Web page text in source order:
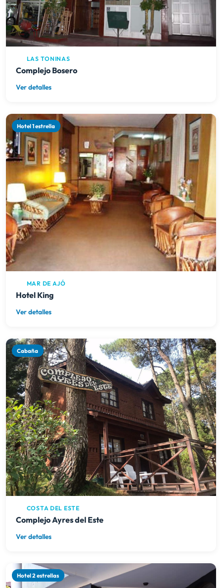
LAS TONINAS
Complejo Bosero
Ver detalles
Hotel 1 estrella
MAR DE AJÓ
Hotel King
Ver detalles
Cabaña
COSTA DEL ESTE
Complejo Ayres del Este
Ver detalles
Hotel 2 estrellas